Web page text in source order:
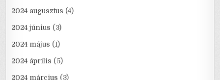
2024 augusztus (4)
2024 június (3)
2024 május (1)
2024 április (5)
2024 március (3)